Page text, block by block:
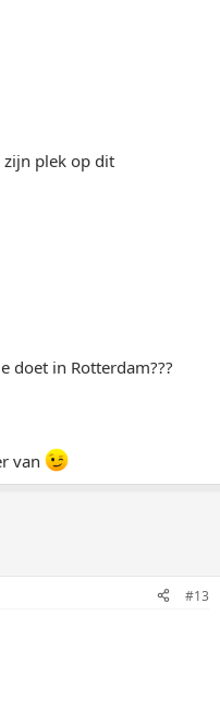
zijn plek op dit
doet in Rotterdam???
van
#13